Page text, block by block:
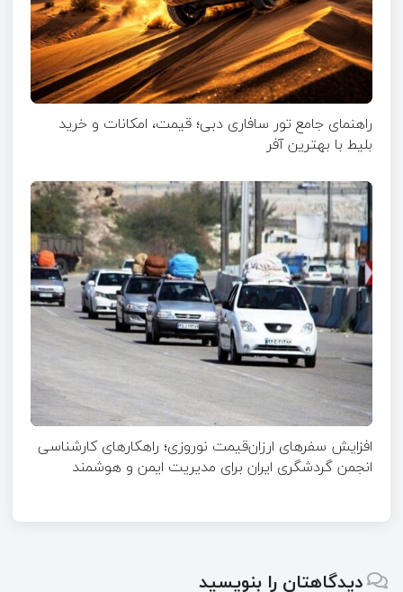
راهنمای جامع تور سافاری دبی؛ قیمت، امکانات و خرید
بلیط با بهترین آفر
افزایش سفرهای ارزان‌قیمت نوروزی؛ راهکارهای کارشناسی
انجمن گردشگری ایران برای مدیریت ایمن و هوشمند
دیدگاهتان را بنویسید